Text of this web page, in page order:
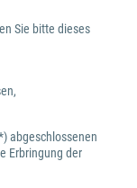
Sie bitte dieses
abgeschlossenen
Erbringung der